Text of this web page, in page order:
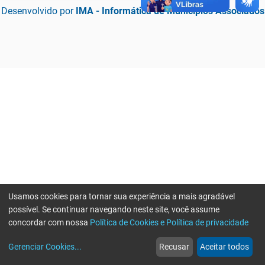
Desenvolvido por IMA - Informática de Municípios Associados
web
Notícias
more_horiz
Mais
Usamos cookies para tornar sua experiência a mais agradável
possível. Se continuar navegando neste site, você assume
concordar com nossa Política de Cookies e Política de privacidade
Gerenciar Cookies... Recusar Aceitar todos
Erro ao enviar informações, por favor tente novamente